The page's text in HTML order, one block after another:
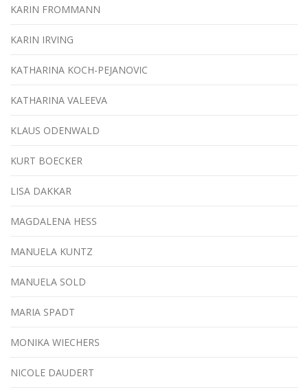
KARIN FROMMANN
KARIN IRVING
KATHARINA KOCH-PEJANOVIC
KATHARINA VALEEVA
KLAUS ODENWALD
KURT BOECKER
LISA DAKKAR
MAGDALENA HESS
MANUELA KUNTZ
MANUELA SOLD
MARIA SPADT
MONIKA WIECHERS
NICOLE DAUDERT